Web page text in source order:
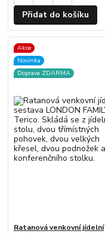
Přidat do košíku
Akce
Novinka
Doprava ZDARMA
Ratanová venkovní jídelní